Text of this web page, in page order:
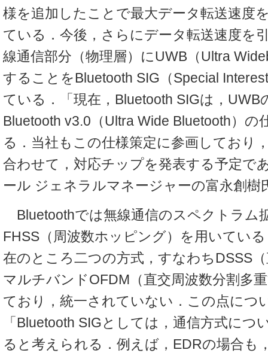
様を追加したことで最大データ転送速度
ている．今後，さらにデータ転送速度を
線通信部分（物理層）にUWB（Ultra
することをBluetooth SIG（Special
ている．「現在，Bluetooth SIGは，UWB
Bluetooth v3.0（Ultra Wide Bluetooth）の
る．当社もこの仕様策定に参画しており
合わせて，対応チップを発表する予定で
ール ジェネラルマネージャーの富永創樹
Bluetoothでは無線通信のスペクトラム
FHSS（周波数ホッピング）を用いてい
在のところ二つの方式，すなわちDSSS
マルチバンドOFDM（直交周波数分割多
ており，統一されていない．この点につ
「Bluetooth SIGとしては，通信方式につ
ると考えられる．例えば，EDRの場合も